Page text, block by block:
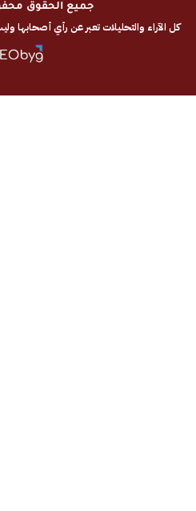
جميع الحقوق محفوظة © 2026
تعبر عن رأي أصحابها وليس